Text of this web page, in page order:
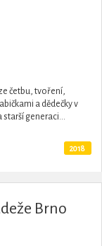
četbu, tvoření,
a dědečky v
starší generaci...
2018
Brno